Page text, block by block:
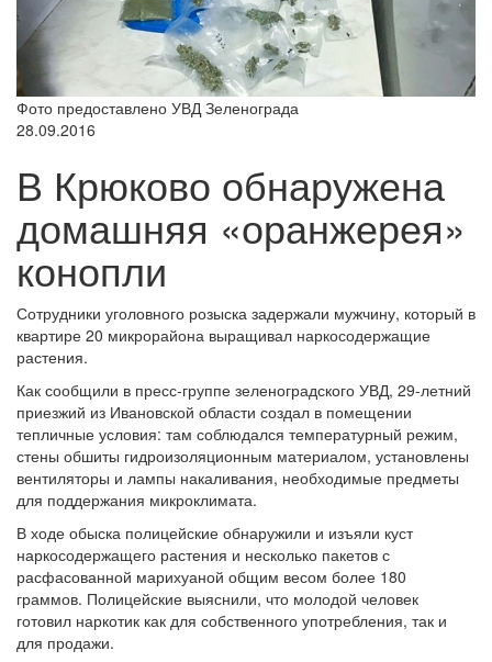
Фото предоставлено УВД Зеленограда
28.09.2016
В Крюково обнаружена
домашняя «оранжерея»
конопли
Сотрудники уголовного розыска задержали мужчину, который в
квартире 20 микрорайона выращивал наркосодержащие
растения.
Как сообщили в пресс-группе зеленоградского УВД, 29-летний
приезжий из Ивановской области создал в помещении
тепличные условия: там соблюдался температурный режим,
стены обшиты гидроизоляционным материалом, установлены
вентиляторы и лампы накаливания, необходимые предметы
для поддержания микроклимата.
В ходе обыска полицейские обнаружили и изъяли куст
наркосодержащего растения и несколько пакетов с
расфасованной марихуаной общим весом более 180
граммов. Полицейские выяснили, что молодой человек
готовил наркотик как для собственного употребления, так и
для продажи.